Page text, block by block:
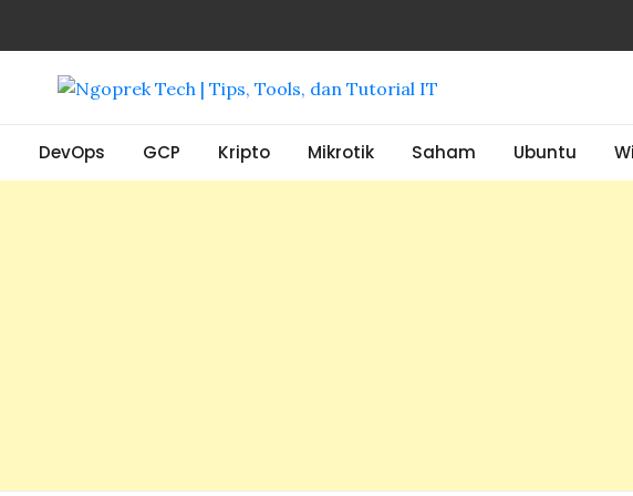
Tools, dan Tutorial IT
DevOps GCP Kripto Mikrotik Saham Ubuntu